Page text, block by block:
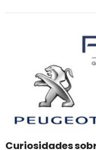
Curiosidades